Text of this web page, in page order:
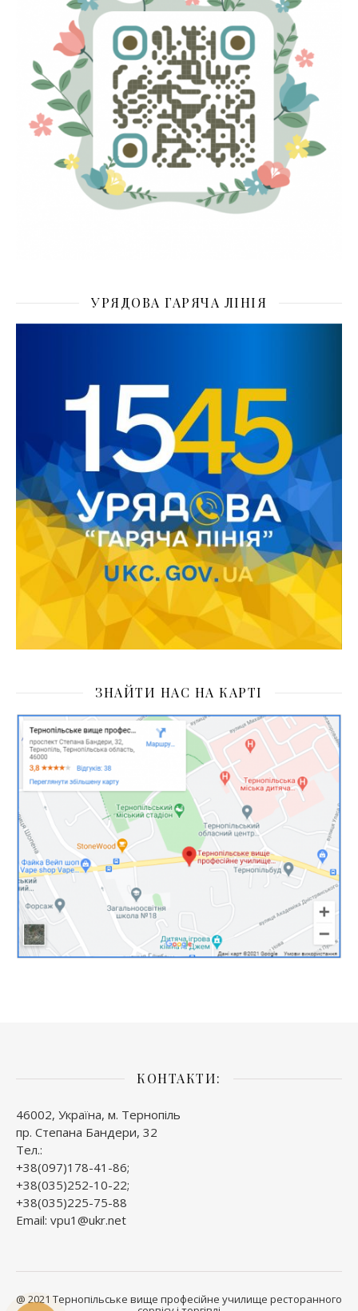
УРЯДОВА ГАРЯЧА ЛІНІЯ
ЗНАЙТИ НАС НА КАРТІ
КОНТАКТИ:
46002, Україна, м. Тернопіль
пр. Степана Бандери, 32
Тел.:
+38(097)178-41-86;
+38(035)252-10-22;
+38(035)225-75-88
Email: vpu1@ukr.net
@ 2021 Тернопільське вище професійне училище ресторанного